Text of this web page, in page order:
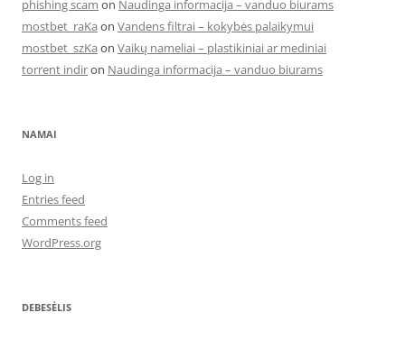
phishing scam on Naudinga informacija – vanduo biurams
mostbet_raKa on Vandens filtrai – kokybės palaikymui
mostbet_szKa on Vaikų nameliai – plastikiniai ar mediniai
torrent indiron Naudinga informacija – vanduo biurams
NAMAI
Log in
Entries feed
Comments feed
WordPress.org
DEBESĖLIS